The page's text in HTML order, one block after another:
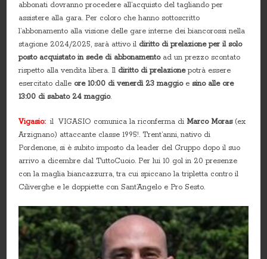
abbonati dovranno procedere all’acquisto del tagliando per
assistere alla gara. Per coloro che hanno sottoscritto
l’abbonamento alla visione delle gare interne dei biancorossi nella
stagione 2024/2025, sarà attivo il diritto di prelazione per il solo
posto acquistato in sede di abbonamentoad un prezzo scontato
rispetto alla vendita libera. Il diritto di prelazionepotrà essere
esercitato dalle ore 10:00 di venerdì 23 maggio e sino alle ore
13:00 di sabato 24 maggio.
Vigasio: il VIGASIO comunica la riconferma diMarco Moras (ex
Arzignano) attaccante classe 1995!. Trent’anni, nativo di
Pordenone, si è subito imposto da leader del Gruppo dopo il suo
arrivo a dicembre dal TuttoCuoio. Per lui 10 gol in 20 presenze
con la maglia biancazzurra, tra cui spiccano la tripletta contro il
Ciliverghe e le doppiette con Sant’Angelo e Pro Sesto.